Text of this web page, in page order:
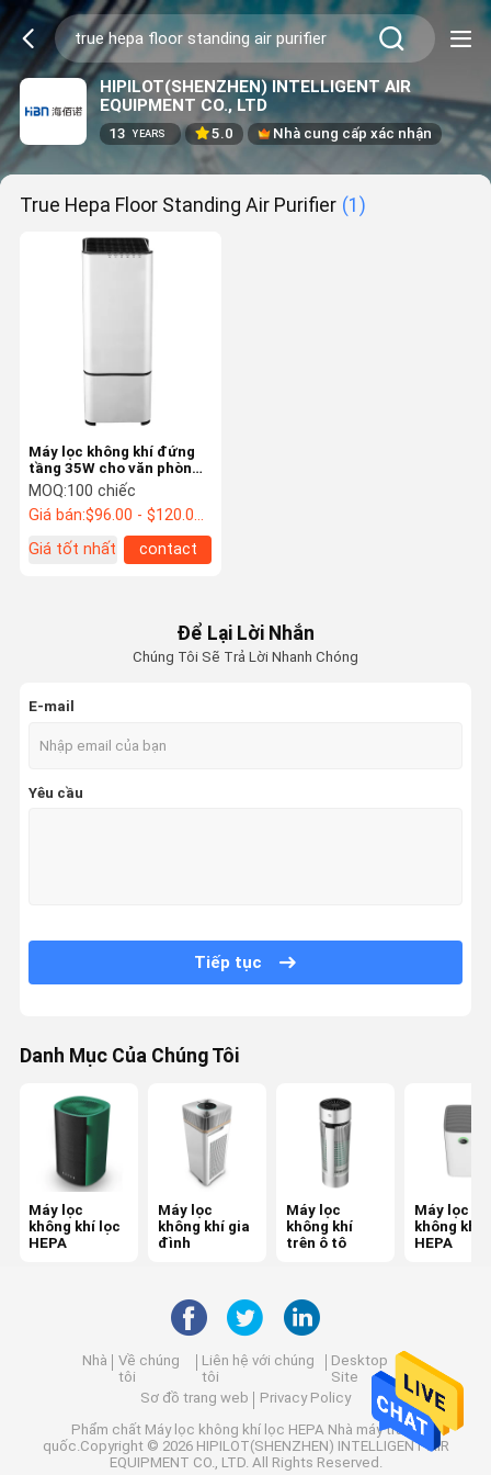
HIPILOT(SHENZHEN) INTELLIGENT AIR
EQUIPMENT CO., LTD
13 YEARS 5.0 Nhà cung cấp xác nhận
True Hepa Floor Standing Air Purifier (1)
Máy lọc không khí đứng
tầng 35W cho văn phòng
với màn hình chất lượng
không khí bộ lọc HEPA
thực H13
MOQ:100 chiếc
Giá bán:$96.00 - $120.00/Units
Giá tốt nhất
contact
Để Lại Lời Nhắn
Chúng Tôi Sẽ Trả Lời Nhanh Chóng
E-mail
Yêu cầu
Tiếp tục
Danh Mục Của Chúng Tôi
Máy lọc
không khí lọc
HEPA
Máy lọc
không khí gia
đình
Máy lọc
không khí
trên ô tô
Máy lọc
không khí
HEPA
Nhà
Về chúng
tôi
Liên hệ với chúng
tôi
Desktop
Site
Sơ đồ trang web
Privacy Policy
Phẩm chất Máy lọc không khí lọc HEPA Nhà máy trung
quốc.Copyright © 2026 HIPILOT(SHENZHEN) INTELLIGENT AIR
EQUIPMENT CO., LTD. All Rights Reserved.